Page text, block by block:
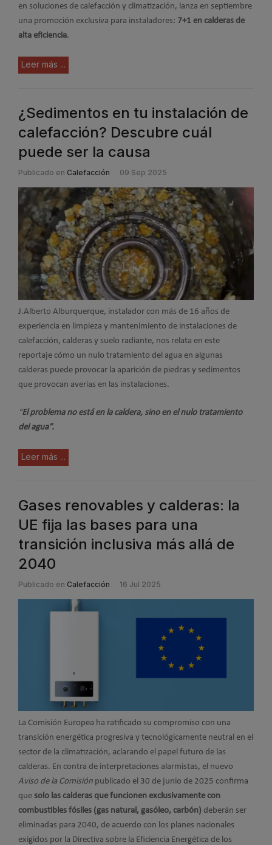
en soluciones de calefacción y climatización, lanza en septiembre
una promoción exclusiva para instaladores: 7+1 en calderas de
alta eficiencia.
Leer más ...
¿Sedimentos en tu instalación de
calefacción? Descubre cuál
puede ser la causa
Publicado en Calefacción 09 Sep 2025
J.Alberto Alburquerque, instalador con más de 16 años de
experiencia en limpieza y mantenimiento de instalaciones de
calefacción, calderas y suelo radiante, nos relata en este
reportaje cómo un nulo tratamiento del agua en algunas
calderas puede provocar la aparición de piedras y sedimentos
que provocan averías en las instalaciones.
“El problema no está en la caldera, sino en el nulo tratamiento
del agua”.
Leer más ...
Gases renovables y calderas: la
UE fija las bases para una
transición inclusiva más allá de
2040
Publicado en Calefacción 16 Jul 2025
La Comisión Europea ha ratificado su compromiso con una
transición energética progresiva y tecnológicamente neutral en el
sector de la climatización, aclarando el papel futuro de las
calderas. En contra de interpretaciones alarmistas, el nuevo
Aviso de la Comisión publicado el 30 de junio de 2025 confirma
que solo las calderas que funcionen exclusivamente con
combustibles fósiles (gas natural, gasóleo, carbón) deberán ser
eliminadas para 2040, de acuerdo con los planes nacionales
exigidos por la Directiva sobre la Eficiencia Energética de los